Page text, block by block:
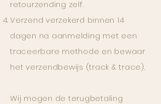
retourzending zelf.
Verzend verzekerd binnen 14
dagen na aanmelding met een
traceerbare methode en bewaar
het verzendbewijs (track & trace).
Wij mogen de terugbetaling